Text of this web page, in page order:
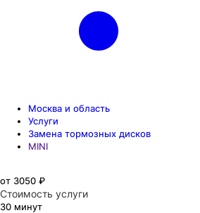
Москва и область
Услуги
Замена тормозных дисков
MINI
от 3050 ₽
Стоимость услуги
30 минут